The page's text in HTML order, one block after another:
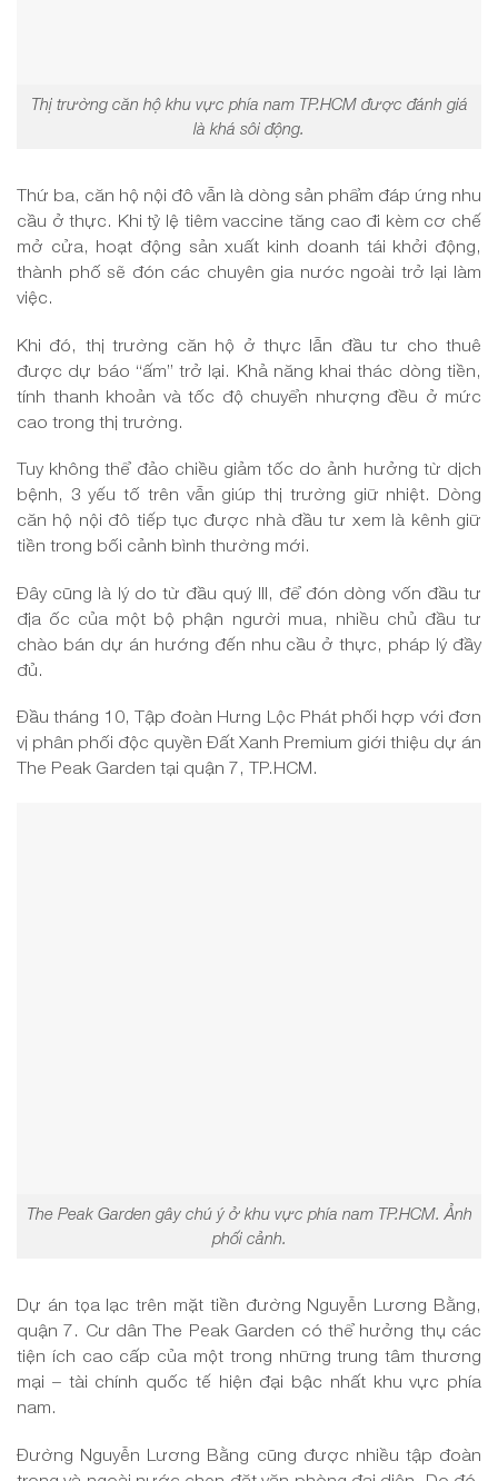
Thị trường căn hộ khu vực phía nam TP.HCM được đánh giá
là khá sôi động.
Thứ ba, căn hộ nội đô vẫn là dòng sản phẩm đáp ứng nhu
cầu ở thực. Khi tỷ lệ tiêm vaccine tăng cao đi kèm cơ chế
mở cửa, hoạt động sản xuất kinh doanh tái khởi động,
thành phố sẽ đón các chuyên gia nước ngoài trở lại làm
việc.
Khi đó, thị trường căn hộ ở thực lẫn đầu tư cho thuê
được dự báo “ấm” trở lại. Khả năng khai thác dòng tiền,
tính thanh khoản và tốc độ chuyển nhượng đều ở mức
cao trong thị trường.
Tuy không thể đảo chiều giảm tốc do ảnh hưởng từ dịch
bệnh, 3 yếu tố trên vẫn giúp thị trường giữ nhiệt. Dòng
căn hộ nội đô tiếp tục được nhà đầu tư xem là kênh giữ
tiền trong bối cảnh bình thường mới.
Đây cũng là lý do từ đầu quý III, để đón dòng vốn đầu tư
địa ốc của một bộ phận người mua, nhiều chủ đầu tư
chào bán dự án hướng đến nhu cầu ở thực, pháp lý đầy
đủ.
Đầu tháng 10, Tập đoàn Hưng Lộc Phát phối hợp với đơn
vị phân phối độc quyền Đất Xanh Premium giới thiệu dự án
The Peak Garden tại quận 7, TP.HCM.
The Peak Garden gây chú ý ở khu vực phía nam TP.HCM. Ảnh
phối cảnh.
Dự án tọa lạc trên mặt tiền đường Nguyễn Lương Bằng,
quận 7. Cư dân The Peak Garden có thể hưởng thụ các
tiện ích cao cấp của một trong những trung tâm thương
mại – tài chính quốc tế hiện đại bậc nhất khu vực phía
nam.
Đường Nguyễn Lương Bằng cũng được nhiều tập đoàn